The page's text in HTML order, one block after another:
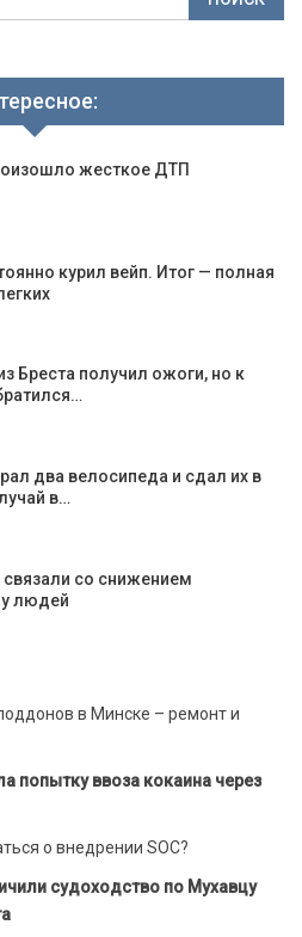
жесткое ДТП
курил вейп. Итог — полная
Бреста получил ожоги, но к
два велосипеда и сдал их в
в…
со снижением
у людей
в Минске – ремонт и
попытку ввоза кокаина через
о внедрении SOC?
судоходство по Мухавцу